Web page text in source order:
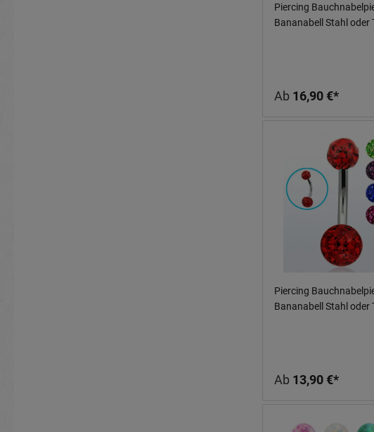
Piercing
Bananabell Stahl
Ab 16,90 €*
Piercing
Bananabell Stahl
Ab 13,90 €*